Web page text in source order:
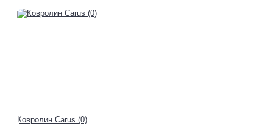
Ковролин Carus (0)